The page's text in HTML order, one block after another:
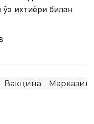
ихтиёри билан
Вакцина Марказий